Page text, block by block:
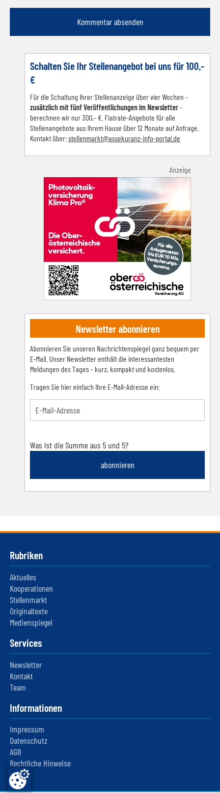
Kommentar absenden
Schalten Sie Ihr Stellenangebot bei uns für 100,-
€
Für die Schaltung Ihrer Stellenanzeige über vier Wochen -
zusätzlich mit fünf Veröffentlichungen im Newsletter-
berechnen wir nur 300,- €. Flatrate-Angebote für alle
Stellenangebote aus Ihrem Hause über 12 Monate auf Anfrage.
Kontakt über:stellenmarkt@assekuranz-info-portal.de
Anzeige
Newsletter abonnieren
Abonnieren Sie unseren Nachrichtenspiegel ganz bequem per
E-Mail. Unser Newsletter enthält die interessantesten
Meldungen des Tages – kurz, kompakt und kostenlos.
Tragen Sie hier einfach Ihre E-Mail-Adresse ein:
Was ist die Summe aus 5 und 5?
abonnieren
Rubriken
Aktuelles
Kooperationen
Stellenmarkt
Originaltexte
Medienspiegel
Services
Newsletter
Kontakt
Team
Informationen
Impressum
Datenschutz
AGB
Rechtliche Hinweise